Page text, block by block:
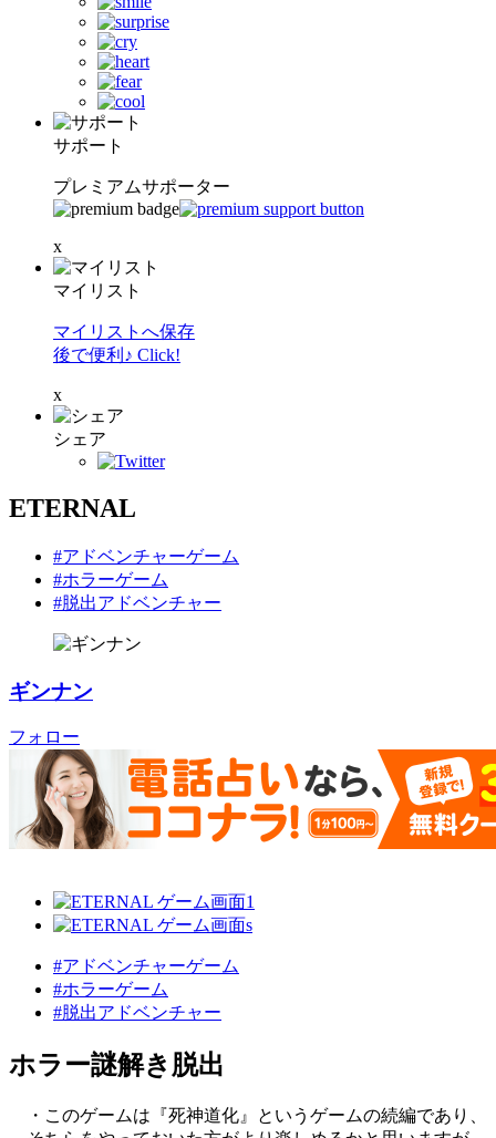
サポート
プレミアムサポーター
x
マイリスト
マイリストへ保存
後で便利♪ Click!
x
シェア
ETERNAL
#アドベンチャーゲーム
#ホラーゲーム
#脱出アドベンチャー
ギンナン
フォロー
#アドベンチャーゲーム
#ホラーゲーム
#脱出アドベンチャー
ホラー謎解き脱出
・このゲームは『死神道化』というゲームの続編であり、